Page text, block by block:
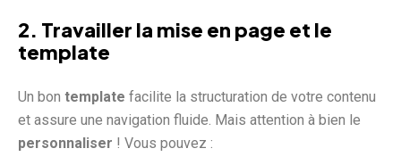
2. Travailler la mise en page et le
template
Un bon template facilite la structuration de votre contenu
et assure une navigation fluide. Mais attention à bien le
personnaliser ! Vous pouvez :